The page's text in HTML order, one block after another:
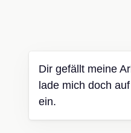
Dir gefällt meine
lade mich doch
ein.